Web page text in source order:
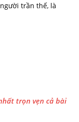
trần thế, là
trọn vẹn cả bài